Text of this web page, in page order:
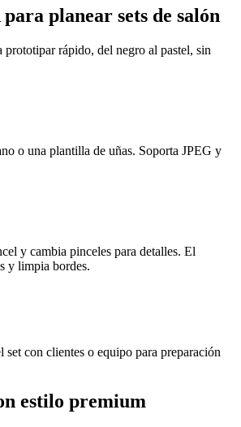
planear sets de salón
rápido, del negro al pastel, sin
o una plantilla de uñas. Soporta JPEG y
y cambia pinceles para detalles. El
y limpia bordes.
set con clientes o equipo para preparación
estilo premium